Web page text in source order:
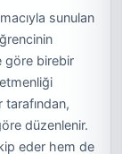
sunulan
göre birebir
düzenlenir.
eder hem de